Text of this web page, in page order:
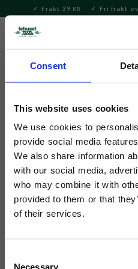
Consent
This website uses cookies
We use cookies to
provide social media
We also share information
with our social media,
who may combine it with
provided to them or that
of their services.
Necessary
Meny
Frakt 39 KR Fri frakt
Bryggning & Tillbehör
Bialetti
Bialetti
kopp
Med över 250 miljoner sålda
Express den mest sålda